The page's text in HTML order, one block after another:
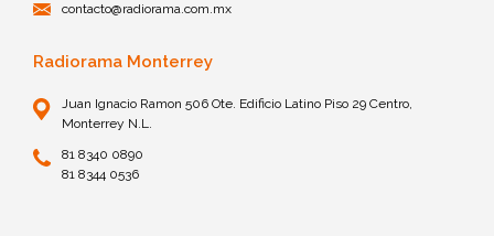
contacto@radiorama.com.mx
Radiorama Monterrey
Juan Ignacio Ramon 506 Ote. Edificio Latino Piso 29 Centro,
Monterrey N.L.
81 8340 0890
81 8344 0536